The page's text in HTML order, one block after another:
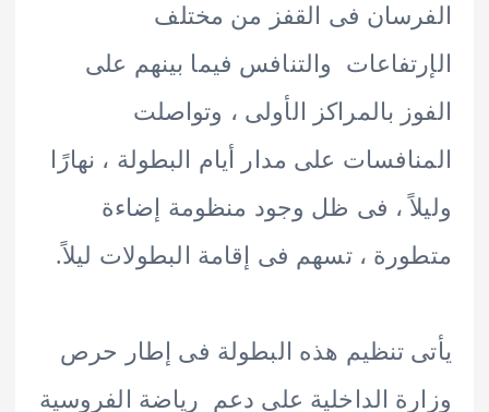
فى القفز من مختلف
والتنافس فيما بينهم على
بالمراكز الأولى ، وتواصلت
على مدار أيام البطولة ، نهارًا
، فى ظل وجود منظومة إضاءة
، تسهم فى إقامة البطولات ليلاً.
تنظيم هذه البطولة فى إطار حرص
الداخلية على دعم رياضة الفروسية